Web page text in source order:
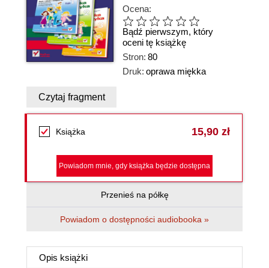
Ocena:
Bądź pierwszym, który
oceni tę książkę
Stron: 80
Druk: oprawa miękka
Czytaj fragment
Książka 15,90 zł
Powiadom mnie, gdy książka będzie dostępna
Przenieś na półkę
Powiadom o dostępności audiobooka »
Opis książki